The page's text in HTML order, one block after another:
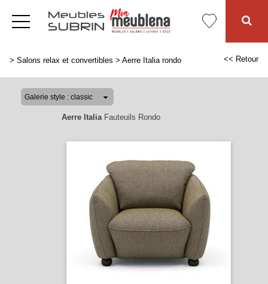
> Salons relax et convertibles > Aerre Italia rondo << Retour
Aerre ItaliaFauteuils Rondo